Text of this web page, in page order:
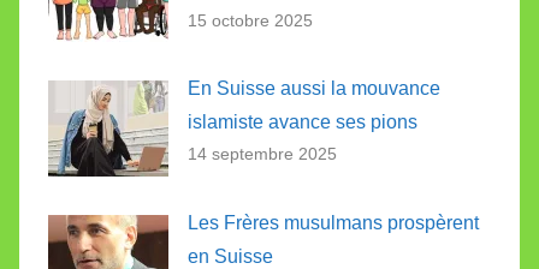
15 octobre 2025
En Suisse aussi la mouvance
islamiste avance ses pions
14 septembre 2025
Les Frères musulmans prospèrent
en Suisse